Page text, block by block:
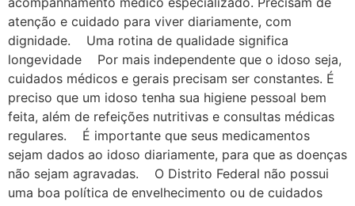
atenção e cuidado para viver diariamente, com
dignidade. Uma rotina de qualidade significa
longevidade Por mais independente que o idoso seja,
cuidados médicos e gerais precisam ser constantes. É
preciso que um idoso tenha sua higiene pessoal bem
feita, além de refeições nutritivas e consultas médicas
regulares. É importante que seus medicamentos
sejam dados ao idoso diariamente, para que as doenças
não sejam agravadas. O Distrito Federal não possui
uma boa política de envelhecimento ou de cuidados